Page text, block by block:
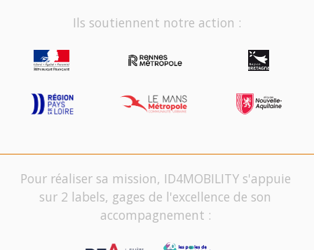
Ils soutiennent notre action :
Pour réaliser sa mission, ID4MOBILITY s'appuie
sur 2 labels, gages de l'excellence de son
accompagnement :